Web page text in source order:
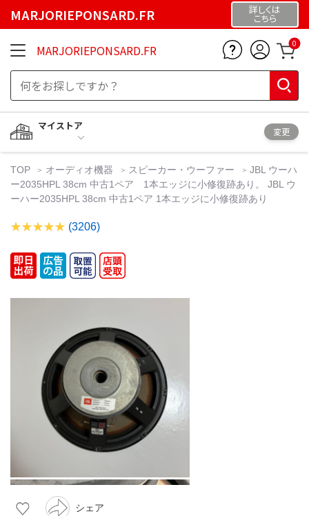
MARJORIEPONSARD.FR 詳しくは
こちら
MARJORIEPONSARD.FR 0
マイストア
変更
TOP オーディオ機器 スピーカー・ウーファー
JBL ウーハ
ー2035HPL 38cm 中古1ペア 1本エッジに小修復跡あり。 JBL ウ
ーハー2035HPL 38cm 中古1ペア 1本エッジに小修復跡あり
(3206)
シェア